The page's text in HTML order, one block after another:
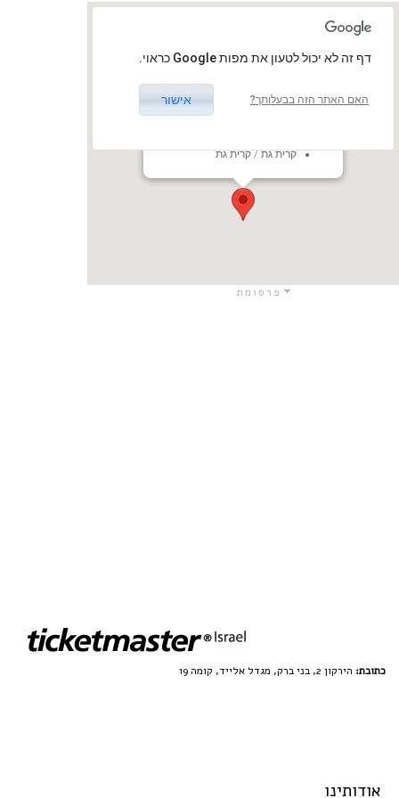
היכל התרבות, קריית גת
קרית גת / קרית גת
‏דף זה לא יכול לטעון את מפות Google כראוי.
האם האתר הזה בבעלותך? אישור
פרסומת
כתובת: הירקון 2, בני ברק, מגדל אלייד, קומה 19
אודותינו